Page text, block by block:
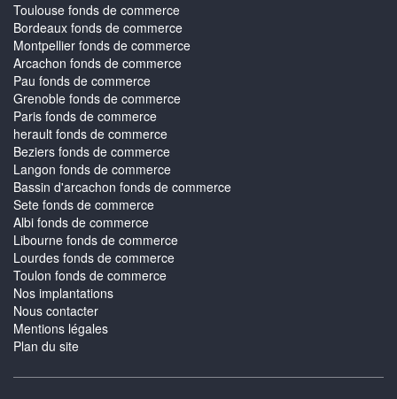
Toulouse fonds de commerce
Bordeaux fonds de commerce
Montpellier fonds de commerce
Arcachon fonds de commerce
Pau fonds de commerce
Grenoble fonds de commerce
Paris fonds de commerce
herault fonds de commerce
Beziers fonds de commerce
Langon fonds de commerce
Bassin d'arcachon fonds de commerce
Sete fonds de commerce
Albi fonds de commerce
Libourne fonds de commerce
Lourdes fonds de commerce
Toulon fonds de commerce
Nos implantations
Nous contacter
Mentions légales
Plan du site